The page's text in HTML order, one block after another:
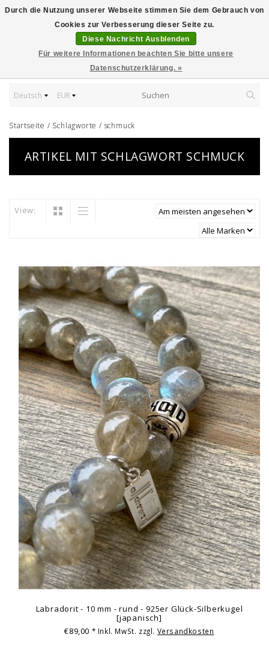
Deutsch EUR
Startseite / Schlagworte / schmuck
ARTIKEL MIT SCHLAGWORT SCHMUCK
View:
Labradorit - 10 mm - rund - 925er Glück-Silberkugel
[japanisch]
€89,00 * Inkl. MwSt. zzgl. Versandkosten
Durch die Nutzung unserer Webseite stimmen Sie dem Gebrauch von
Cookies zur Verbesserung dieser Seite zu.
Diese Nachricht Ausblenden
Für weitere Informationen beachten Sie bitte unsere
Datenschutzerklärung. »